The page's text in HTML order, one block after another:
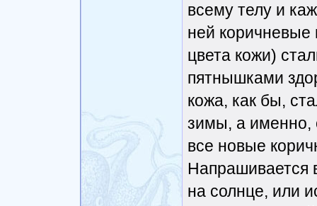
всему телу и
ней коричневые
цвета кожи)
пятнышками
кожа, как бы,
зимы, а именно,
все новые
Напрашивается
на солнце, или